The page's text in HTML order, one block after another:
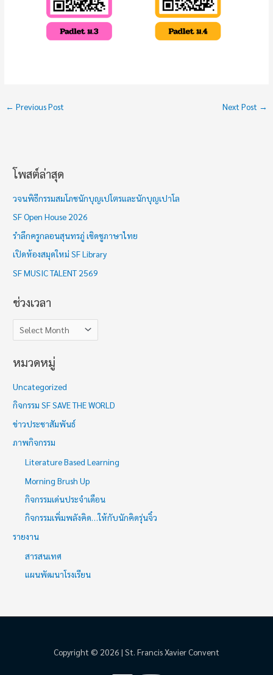
← Previous Post Next Post →
โพสต์ล่าสุด
วจนพิธีกรรมสมโภชนักบุญเปโตรและนักบุญเปาโล
SF Open House 2026
รำลึกครูกลอนสุนทรภู่ เชิดชูภาษาไทย
เปิดห้องสมุดใหม่ SF Library
SF MUSIC TALENT 2569
ช่วงเวลา
ช่
ง
เ
ว
ล
า
หมวดหมู่
Uncategorized
กิจกรรม SF SAVE THE WORLD
ข่าวประชาสัมพันธ์
ภาพกิจกรรม
Literature Based Learning
Morning Brush Up
กิจกรรมเด่นประจำเดือน
กิจกรรมเพิ่มพลังคิด…ให้กับนักคิดรุ่นจิ๋ว
รายงาน
สารสนเทศ
แผนพัฒนาโรงเรียน
Copyright © 2026 | St. Francis Xavier Convent